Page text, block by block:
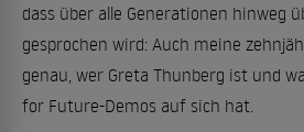
dass über alle Generationen hinweg
gesprochen wird: Auch meine
genau, wer Greta Thunberg ist und
for Future-Demos auf sich hat.